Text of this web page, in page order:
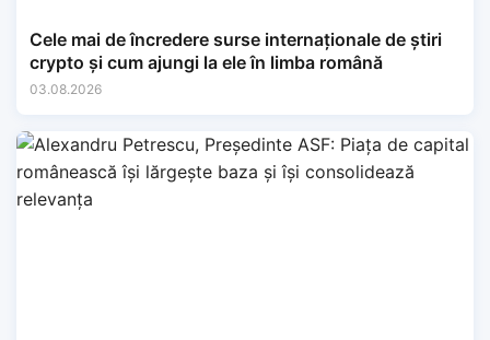
Cele mai de încredere surse internaționale de știri
crypto și cum ajungi la ele în limba română
03.08.2026